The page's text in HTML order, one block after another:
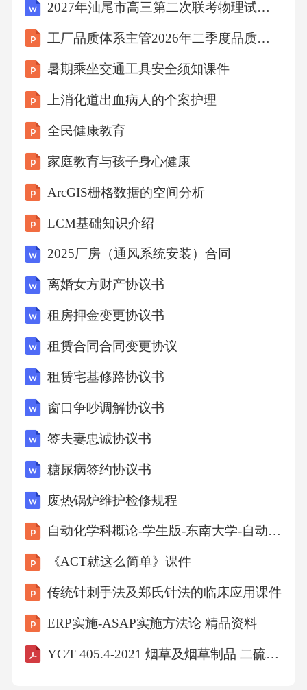
2027年汕尾市高三第二次联考物理试卷（含答案解析）
工厂品质体系主管2026年二季度品质体系优化总结
暑期乘坐交通工具安全须知课件
上消化道出血病人的个案护理
全民健康教育
家庭教育与孩子身心健康
ArcGIS栅格数据的空间分析
LCM基础知识介绍
2025厂房（通风系统安装）合同
离婚女方财产协议书
租房押金变更协议书
租赁合同合同变更协议
租赁宅基修路协议书
窗口争吵调解协议书
签夫妻忠诚协议书
糖尿病签约协议书
废热锅炉维护检修规程
自动化学科概论-学生版-东南大学-自动化学院课件
《ACT就这么简单》课件
传统针刺手法及郑氏针法的临床应用课件
ERP实施-ASAP实施方法论 精品资料
YC∕T 405.4-2021 烟草及烟草制品 二硫代氨基甲酸酯农药残留量的测定 气相色谱-质谱联用法